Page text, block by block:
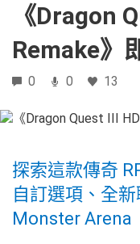
《Dragon
Remake》
0 0 13
探索這款傳奇
自訂選項、全
Monster Arena